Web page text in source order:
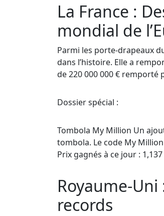
La France :
mondial de
Parmi les porte-drapeaux
dans l’histoire. Elle a
de 220 000 000 € remporté
Dossier spécial :
Tombola My Million Un
tombola. Le code My
Prix gagnés à ce jour :
Royaume-
records